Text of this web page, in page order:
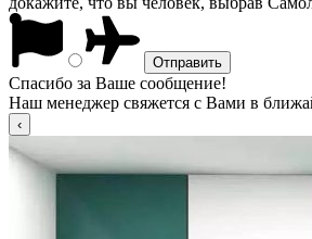
Спасибо за Ваше сообщение!
Наш менеджер свяжется с Вами в